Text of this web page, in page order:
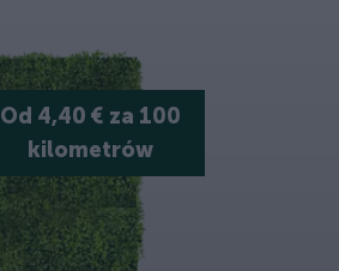
Od 4,40 € za 100
kilometrów